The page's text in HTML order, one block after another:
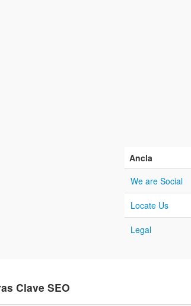
Ancla
We are Social
Locate Us
Legal
Clave SEO